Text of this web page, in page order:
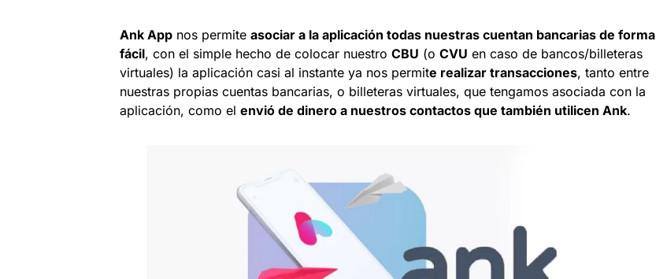
Ank App nos permite asociar a la aplicación todas nuestras cuentan bancarias de forma
fácil, con el simple hecho de colocar nuestro CBU (o CVU en caso de bancos/billeteras
virtuales) la aplicación casi al instante ya nos permite realizar transacciones, tanto entre
nuestras propias cuentas bancarias, o billeteras virtuales, que tengamos asociada con la
aplicación, como el envió de dinero a nuestros contactos que también utilicen Ank.